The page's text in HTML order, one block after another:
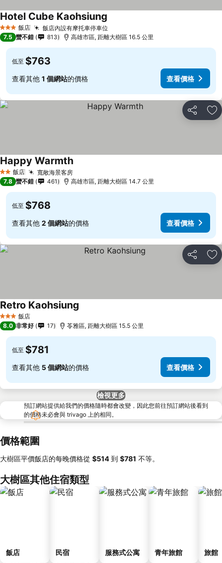
3 星級 飯店 飯店內設有摩托車停車位查看價格
Hotel Cube Kaohsiung
7.5 蠻不錯 813 高雄市區, 距離大樹區 16.5 公里
低至 $763
查看其他 1 個網站的價格 查看價格
分享 加
2 星級飯店 寬敞海景客房查看價格
Happy Warmth查看價格
7.8 蠻不錯 461 高雄市區, 距離大樹區 14.7 公里
低至 $768
查看其他 2 個網站的價格 查看價格
分享 加
3 星級 飯店
Retro Kaohsiung
8.0 非常好 17 苓雅區, 距離大樹區 15.5 公里
低至 $781
查看其他 5 個網站的價格 查看價格
檢視更多
預訂網站提供給我們的價格隨時都會改變，因此您前往預訂網站後看到
的價格未必會與 trivago 上的相同。
價格範圍
大樹區平價飯店的每晚價格從 ‎$514 到 ‎$781 不等。
大樹區其他住宿類型
飯店 民宿 服務式公寓 青年旅館 旅館